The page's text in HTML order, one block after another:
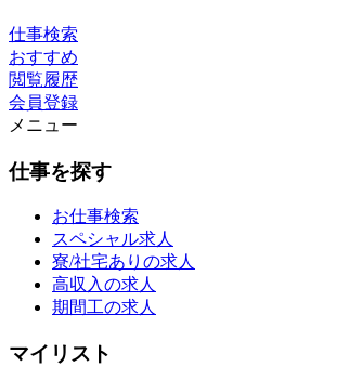
仕事検索
おすすめ
閲覧履歴
会員登録
メニュー
仕事を探す
お仕事検索
スペシャル求人
寮/社宅ありの求人
高収入の求人
期間工の求人
マイリスト